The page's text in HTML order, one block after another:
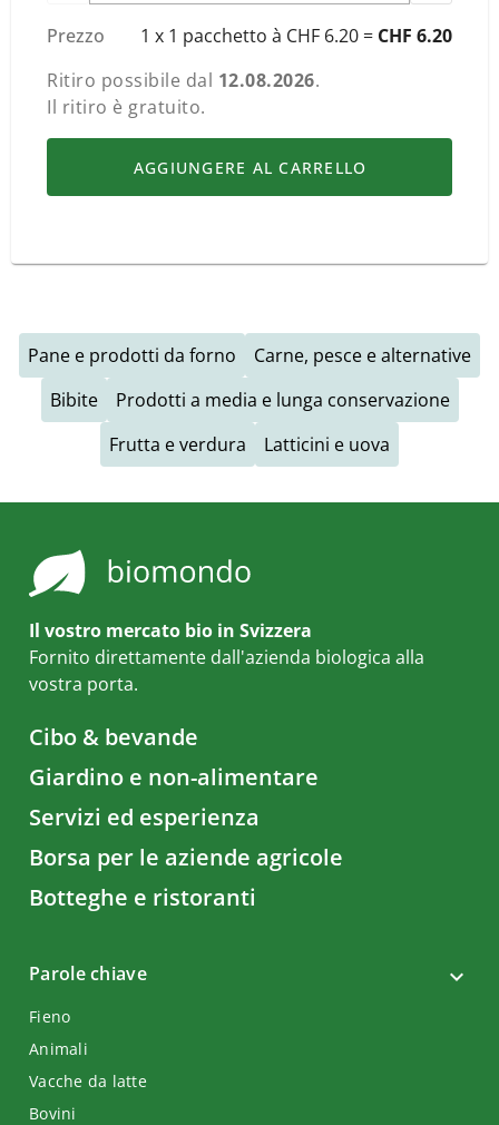
Prezzo 1 x 1 pacchetto à CHF 6.20 = CHF 6.20
Ritiro possibile dal 12.08.2026.
Il ritiro è gratuito.
AGGIUNGERE AL CARRELLO
Pane e prodotti da forno
Carne, pesce e alternative
Bibite
Prodotti a media e lunga conservazione
Frutta e verdura
Latticini e uova
Il vostro mercato bio in Svizzera
Fornito direttamente dall'azienda biologica alla
vostra porta.
Cibo & bevande
Giardino e non-alimentare
Servizi ed esperienza
Borsa per le aziende agricole
Botteghe e ristoranti
Parole chiave
Fieno
Animali
Vacche da latte
Bovini